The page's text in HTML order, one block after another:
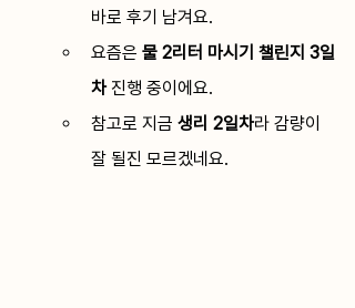
바로 후기 남겨요.
요즘은 물 2리터 마시기 챌린지 3일
차 진행 중이에요.
참고로 지금 생리 2일차라 감량이
잘 될진 모르겠네요.